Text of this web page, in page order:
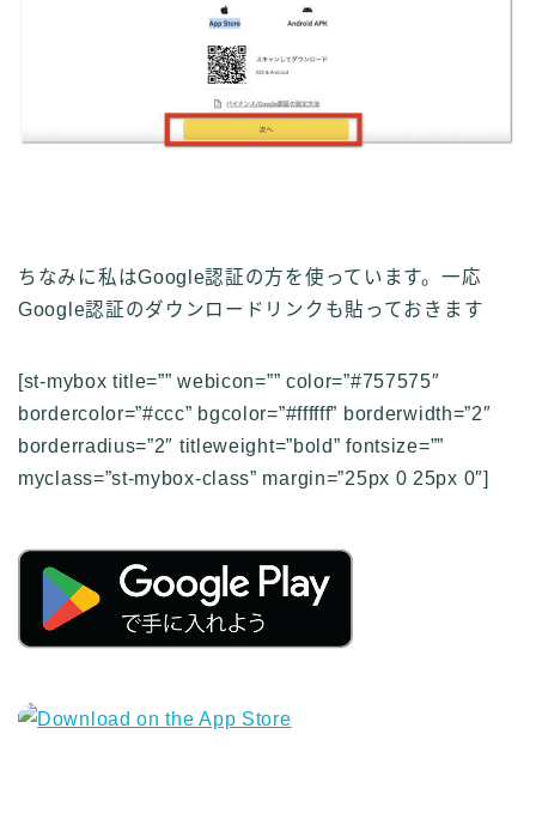
ちなみに私はGoogle認証の方を使っています。一応
Google認証のダウンロードリンクも貼っておきます
[st-mybox title=”” webicon=”” color=”#757575″
bordercolor=”#ccc” bgcolor=”#ffffff” borderwidth=”2″
borderradius=”2″ titleweight=”bold” fontsize=””
myclass=”st-mybox-class” margin=”25px 0 25px 0″]